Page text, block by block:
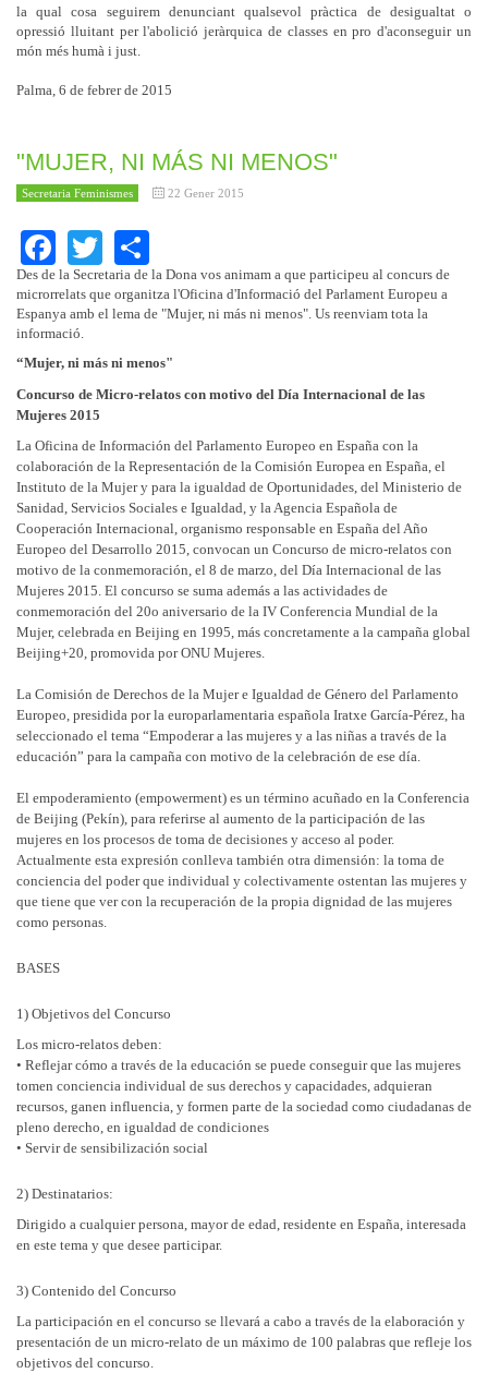
la qual cosa seguirem denunciant qualsevol pràctica de desigualtat o
opressió lluitant per l'abolició jeràrquica de classes en pro d'aconseguir un
món més humà i just.
Palma, 6 de febrer de 2015
"MUJER, NI MÁS NI MENOS"
Secretaria Feminismes 22 Gener 2015
Facebook
Twitter
Des de la Secretaria de la Dona vos animam a que participeu al concurs de
microrrelats que organitza l'Oficina d'Informació del Parlament Europeu a
Espanya amb el lema de "Mujer, ni más ni menos". Us reenviam tota la
informació.
“Mujer, ni más ni menos"
Concurso de Micro-relatos con motivo del Día Internacional de las
Mujeres 2015
La Oficina de Información del Parlamento Europeo en España con la
colaboración de la Representación de la Comisión Europea en España, el
Instituto de la Mujer y para la igualdad de Oportunidades, del Ministerio de
Sanidad, Servicios Sociales e Igualdad, y la Agencia Española de
Cooperación Internacional, organismo responsable en España del Año
Europeo del Desarrollo 2015, convocan un Concurso de micro-relatos con
motivo de la conmemoración, el 8 de marzo, del Día Internacional de las
Mujeres 2015. El concurso se suma además a las actividades de
conmemoración del 20o aniversario de la IV Conferencia Mundial de la
Mujer, celebrada en Beijing en 1995, más concretamente a la campaña global
Beijing+20, promovida por ONU Mujeres.
La Comisión de Derechos de la Mujer e Igualdad de Género del Parlamento
Europeo, presidida por la europarlamentaria española Iratxe García-Pérez, ha
seleccionado el tema “Empoderar a las mujeres y a las niñas a través de la
educación” para la campaña con motivo de la celebración de ese día.
El empoderamiento (empowerment) es un término acuñado en la Conferencia
de Beijing (Pekín), para referirse al aumento de la participación de las
mujeres en los procesos de toma de decisiones y acceso al poder.
Actualmente esta expresión conlleva también otra dimensión: la toma de
conciencia del poder que individual y colectivamente ostentan las mujeres y
que tiene que ver con la recuperación de la propia dignidad de las mujeres
como personas.
BASES
1) Objetivos del Concurso
Los micro-relatos deben:
• Reflejar cómo a través de la educación se puede conseguir que las mujeres
tomen conciencia individual de sus derechos y capacidades, adquieran
recursos, ganen influencia, y formen parte de la sociedad como ciudadanas de
pleno derecho, en igualdad de condiciones
• Servir de sensibilización social
2) Destinatarios:
Dirigido a cualquier persona, mayor de edad, residente en España, interesada
en este tema y que desee participar.
3) Contenido del Concurso
La participación en el concurso se llevará a cabo a través de la elaboración y
presentación de un micro-relato de un máximo de 100 palabras que refleje los
objetivos del concurso.